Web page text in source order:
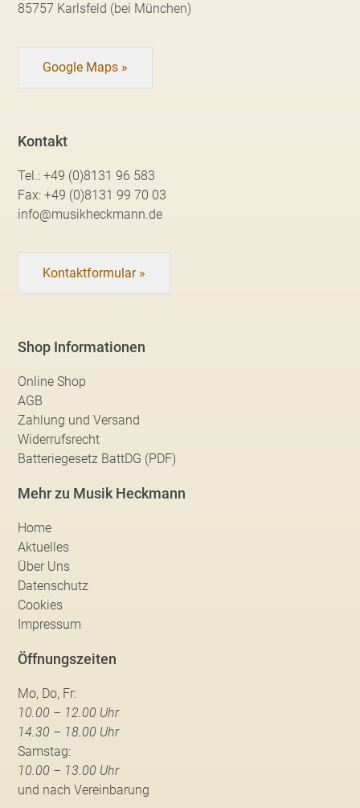
85757 Karlsfeld (bei München)
Google Maps »
Kontakt
Tel.:+49 (0)8131 96 583
Fax:+49 (0)8131 99 70 03
info@musikheckmann.de
Kontaktformular »
Shop Informationen
Online Shop
AGB
Zahlung und Versand
Widerrufsrecht
Batteriegesetz BattDG (PDF)
Mehr zu Musik Heckmann
Home
Aktuelles
Über Uns
Datenschutz
Cookies
Impressum
Öffnungszeiten
Mo, Do, Fr:
10.00 – 12.00 Uhr
14.30 – 18.00 Uhr
Samstag:
10.00 – 13.00 Uhr
und nach Vereinbarung